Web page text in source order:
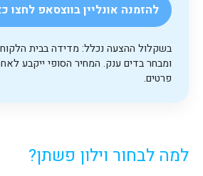
להזמנה אונליין בווצסאפ לחצו
בשקלול ההצעה נכלל: מדידה בבית
ומבחר בדים ענק. המחיר הסופי ייקבע
פרטים.
למה לבחור וילון פשתן?